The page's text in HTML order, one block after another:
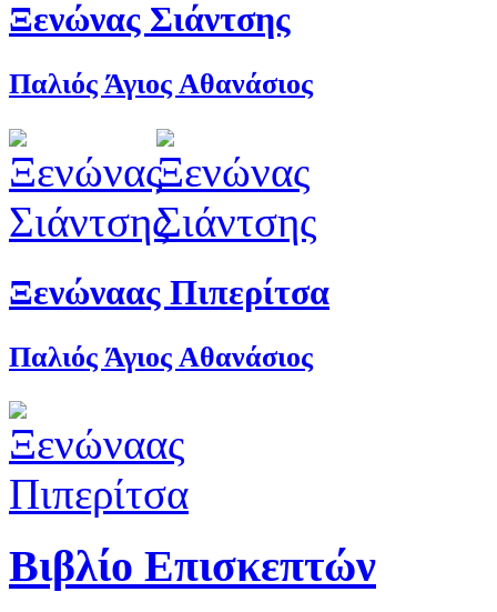
Ξενώνας Σιάντσης
Παλιός Άγιος Αθανάσιος
Ξενώναας Πιπερίτσα
Παλιός Άγιος Αθανάσιος
Βιβλίο Επισκεπτών